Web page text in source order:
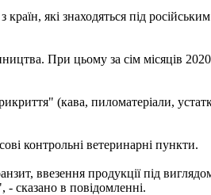
які знаходяться під
При цьому за сім місяців
(кава, пиломатеріали,
контрольні ветеринарні пункти.
ввезення продукції під
- сказано в повідомленні.